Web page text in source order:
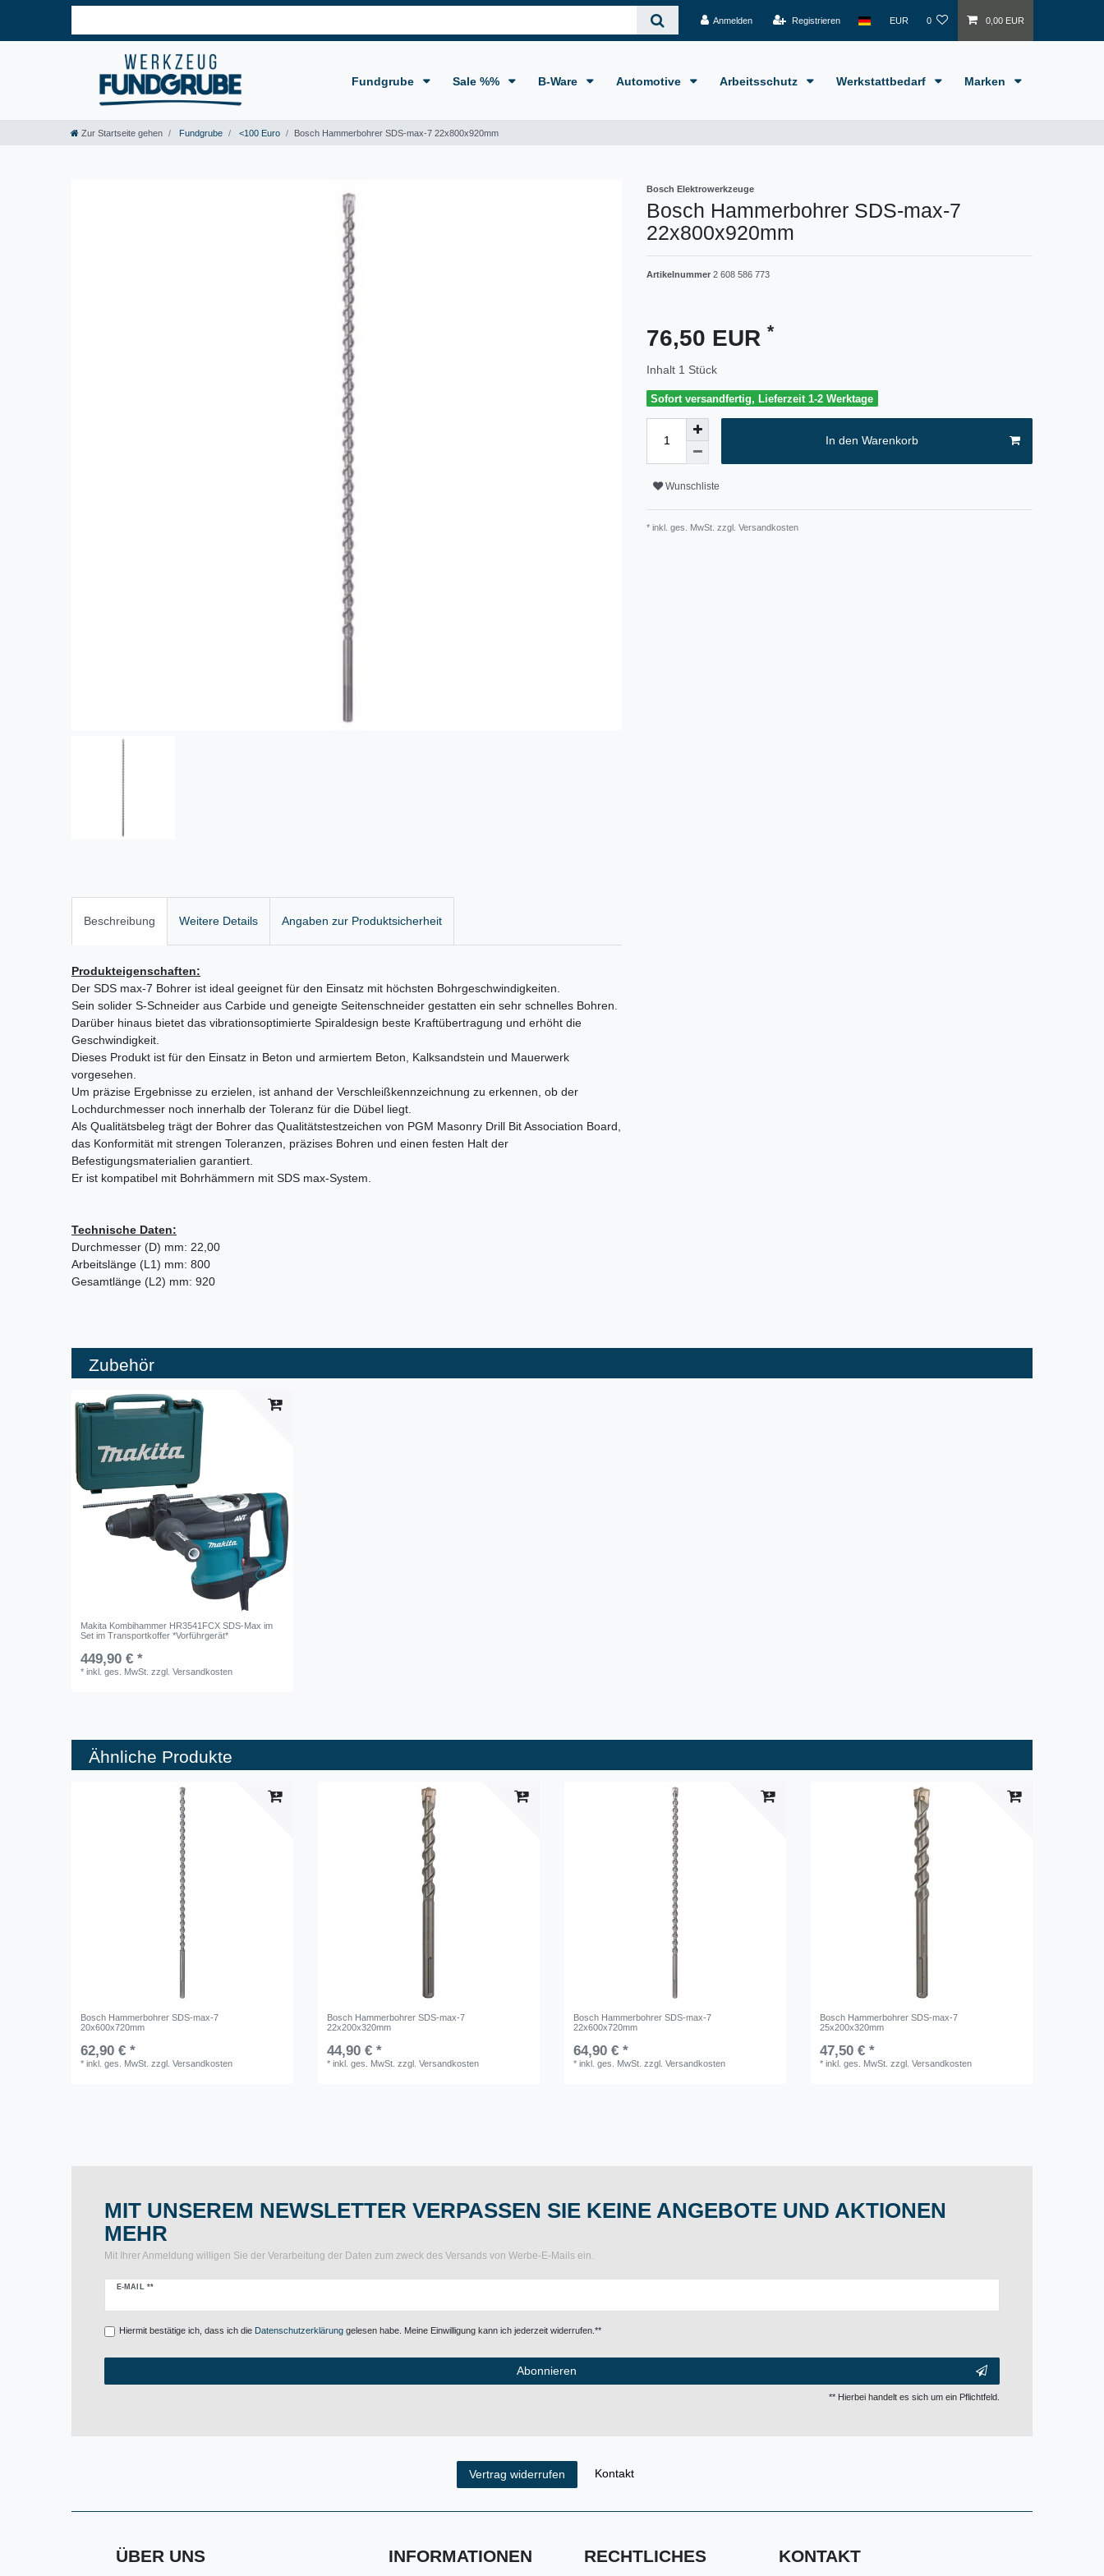
Anmelden Registrieren EUR 0 0,00 EUR
Fundgrube Sale %% B-Ware Automotive Arbeitsschutz Werkstattbedarf Marken
Zur Startseite gehen Fundgrube <100 Euro Bosch Hammerbohrer SDS-max-7 22x800x920mm
Bosch Elektrowerkzeuge
Bosch Hammerbohrer SDS-max-7
22x800x920mm
Artikelnummer 2 608 586 773
76,50 EUR *
Inhalt 1 Stück
Sofort versandfertig, Lieferzeit 1-2 Werktage
In den Warenkorb
Wunschliste
* inkl. ges. MwSt. zzgl. Versandkosten
Beschreibung Weitere Details Angaben zur Produktsicherheit
Produkteigenschaften:
Der SDS max-7 Bohrer ist ideal geeignet für den Einsatz mit höchsten Bohrgeschwindigkeiten.
Sein solider S-Schneider aus Carbide und geneigte Seitenschneider gestatten ein sehr schnelles Bohren.
Darüber hinaus bietet das vibrationsoptimierte Spiraldesign beste Kraftübertragung und erhöht die
Geschwindigkeit.
Dieses Produkt ist für den Einsatz in Beton und armiertem Beton, Kalksandstein und Mauerwerk
vorgesehen.
Um präzise Ergebnisse zu erzielen, ist anhand der Verschleißkennzeichnung zu erkennen, ob der
Lochdurchmesser noch innerhalb der Toleranz für die Dübel liegt.
Als Qualitätsbeleg trägt der Bohrer das Qualitätstestzeichen von PGM Masonry Drill Bit Association Board,
das Konformität mit strengen Toleranzen, präzises Bohren und einen festen Halt der
Befestigungsmaterialien garantiert.
Er ist kompatibel mit Bohrhämmern mit SDS max-System.
Technische Daten:
Durchmesser (D) mm: 22,00
Arbeitslänge (L1) mm: 800
Gesamtlänge (L2) mm: 920
Zubehör
Makita Kombihammer HR3541FCX SDS-Max im
Set im Transportkoffer *Vorführgerät*
449,90 € *
*inkl. ges. MwSt. zzgl.Versandkosten
Ähnliche Produkte
Bosch Hammerbohrer SDS-max-7
20x600x720mm
62,90 € *
*inkl. ges. MwSt. zzgl.Versandkosten
Bosch Hammerbohrer SDS-max-7
22x200x320mm
44,90 € *
*inkl. ges. MwSt. zzgl.Versandkosten
Bosch Hammerbohrer SDS-max-7
22x600x720mm
64,90 € *
*inkl. ges. MwSt. zzgl.Versandkosten
Bosch Hammerbohrer SDS-max-7
25x200x320mm
47,50 € *
*inkl. ges. MwSt. zzgl.Versandkosten
MIT UNSEREM NEWSLETTER VERPASSEN SIE KEINE ANGEBOTE UND AKTIONEN
MEHR
Mit Ihrer Anmeldung willigen Sie der Verarbeitung der Daten zum zweck des Versands von Werbe-E-Mails ein.
E-MAIL **
Newsletter
Hiermit bestätige ich, dass ich die Daten­schutz­erklärunggelesen habe. Meine Einwilligung kann ich jederzeit widerrufen.**
Abonnieren
** Hierbei handelt es sich um ein Pflichtfeld.
Vertrag widerrufen Kontakt
ÜBER UNS INFORMATIONEN RECHTLICHES KONTAKT